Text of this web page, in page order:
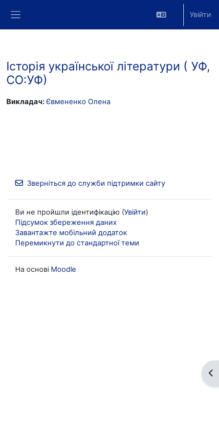
Увійти
Історія української літератури ( УФ,
СО:УФ)
Викладач:Євмененко Олена
Зверніться до служби підтримки сайту
Ви не пройшли ідентифікацію (Увійти)
Підсумок збереження даних
Завантажте мобільний додаток
Перемикнути до стандартної теми
На основі Moodle